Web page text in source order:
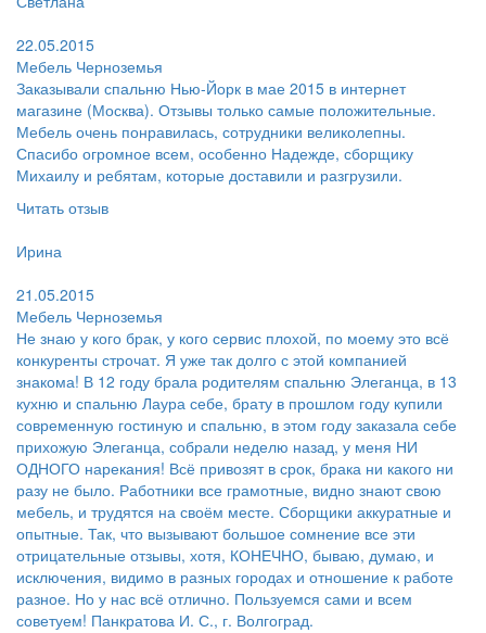
22.05.2015
Мебель Черноземья
Заказывали спальню Нью-Йорк в мае 2015 в интернет
магазине (Москва). Отзывы только самые положительные.
Мебель очень понравилась, сотрудники великолепны.
Спасибо огромное всем, особенно Надежде, сборщику
Михаилу и ребятам, которые доставили и разгрузили.
Читать отзыв
Ирина
21.05.2015
Мебель Черноземья
Не знаю у кого брак, у кого сервис плохой, по моему это всё
конкуренты строчат. Я уже так долго с этой компанией
знакома! В 12 году брала родителям спальню Элеганца, в 13
кухню и спальню Лаура себе, брату в прошлом году купили
современную гостиную и спальню, в этом году заказала себе
прихожую Элеганца, собрали неделю назад, у меня НИ
ОДНОГО нарекания! Всё привозят в срок, брака ни какого ни
разу не было. Работники все грамотные, видно знают свою
мебель, и трудятся на своём месте. Сборщики аккуратные и
опытные. Так, что вызывают большое сомнение все эти
отрицательные отзывы, хотя, КОНЕЧНО, бываю, думаю, и
исключения, видимо в разных городах и отношение к работе
разное. Но у нас всё отлично. Пользуемся сами и всем
советуем! Панкратова И. С., г. Волгоград.